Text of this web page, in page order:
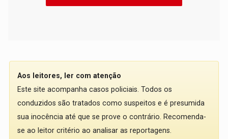
Aos leitores, ler com atenção
Este site acompanha casos policiais. Todos os
conduzidos são tratados como suspeitos e é presumida
sua inocência até que se prove o contrário. Recomenda-
se ao leitor critério ao analisar as reportagens.